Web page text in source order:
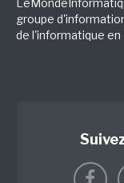
groupe
de l'informatique en